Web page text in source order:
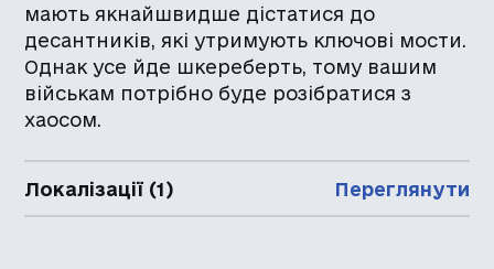
мають якнайшвидше дістатися до
десантників, які утримують ключові мости.
Однак усе йде шкереберть, тому вашим
військам потрібно буде розібратися з
хаосом.
Локалізації (1) Переглянути